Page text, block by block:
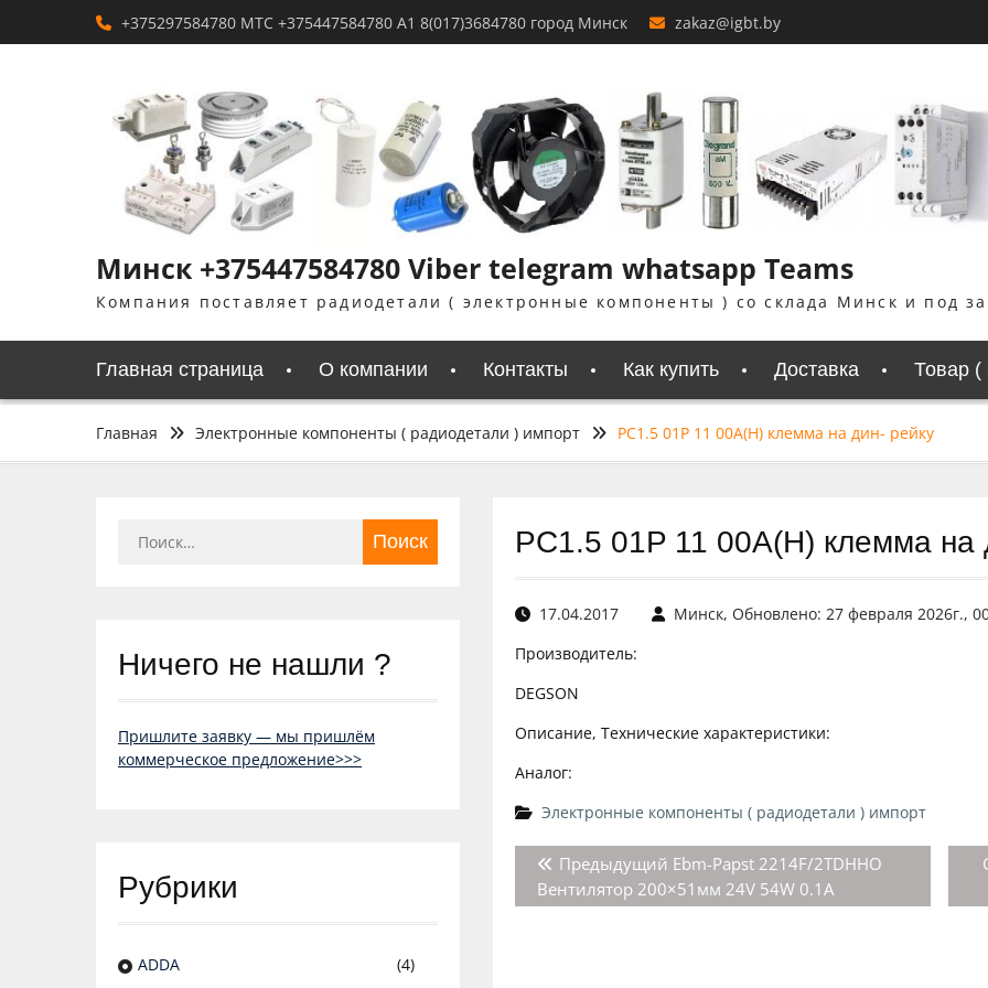
+375297584780 MTC +375447584780 A1 8(017)3684780 город Минск zakaz@igbt.by
Минск +375447584780 Viber telegram whatsapp Teams
Компания поставляет радиодетали ( электронные компоненты ) со склада Минск и под
Главная страница О компании Контакты Как купить Доставка Товар (
Главная Электронные компоненты ( радиодетали ) импорт PC1.5 01P 11 00A(H) клемма на дин- рейку
PC1.5 01P 11 00A(H) клемма на
17.04.2017
Минск, Обновлено: 27 февраля 2026г.,
Производитель:
DEGSON
Описание, Технические характеристики:
Аналог:
Электронные компоненты ( радиодетали ) импорт
Навигация
по
Предыдущий Предыдущая
запись:
Ebm-Papst 2214F/2TDHHO
Вентилятор 200×51мм 24V 54W 0.1A
Ничего не нашли ?
Пришлите заявку — мы пришлём
коммерческое предложение>>>
Рубрики
ADDA
(4)